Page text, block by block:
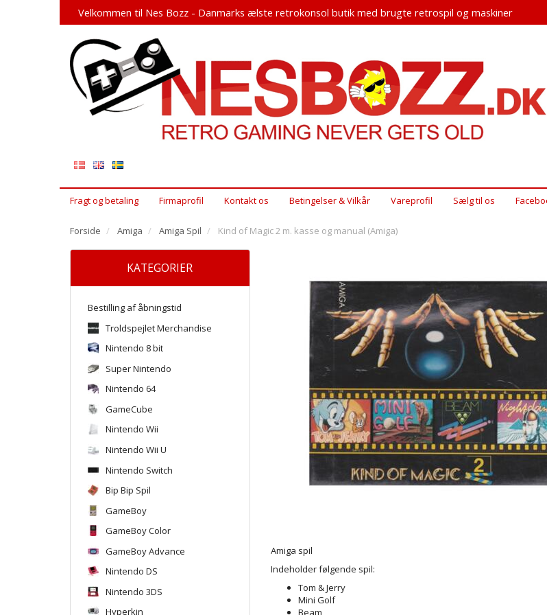
Velkommen til Nes Bozz - Danmarks ælste retrokonsol butik med brugte retrospil og maskiner
Fragt og betaling Firmaprofil Kontakt os Betingelser & Vilkår Vareprofil Sælg til os
Forside Amiga Amiga Spil Kind of Magic 2 m. kasse og manual (Amiga)
KATEGORIER
Bestilling af åbningstid
Troldspejlet Merchandise
Nintendo 8 bit
Super Nintendo
Nintendo 64
GameCube
Nintendo Wii
Nintendo Wii U
Nintendo Switch
Bip Bip Spil
GameBoy
GameBoy Color
GameBoy Advance
Nintendo DS
Nintendo 3DS
Hyperkin
Amiga spil
Indeholder følgende spil:
Tom & Jerry
Mini Golf
Beam